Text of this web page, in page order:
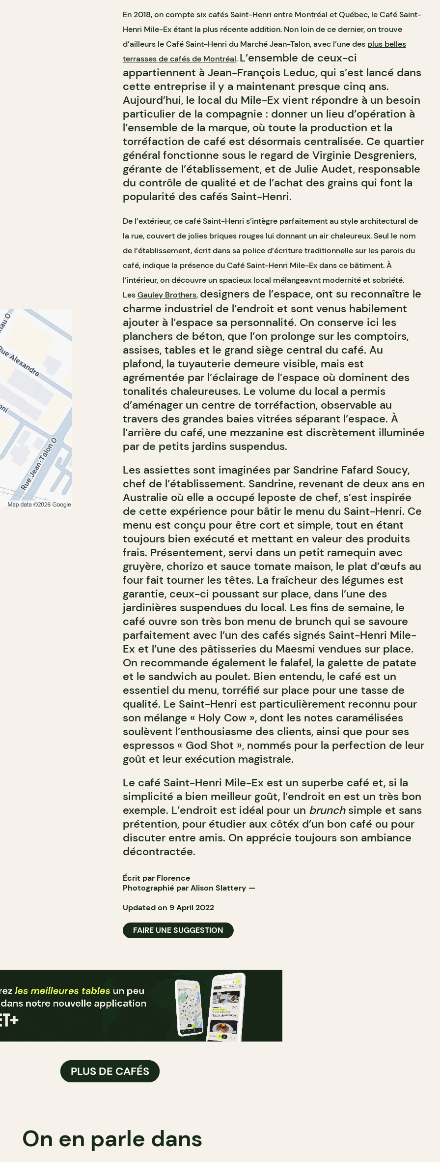
En 2018, on compte six cafés Saint-Henri entre Montréal et Québec, le Café Saint-
Henri Mile-Ex étant la plus récente addition. Non loin de ce dernier, on trouve
d’ailleurs le Café Saint-Henri du Marché Jean-Talon, avec l’une des plus belles
terrasses de cafés de Montréal. L’ensemble de ceux-ci
appartiennent à Jean-François Leduc, qui s’est lancé dans
cette entreprise il y a maintenant presque cinq ans.
Aujourd’hui, le local du Mile-Ex vient répondre à un besoin
particulier de la compagnie : donner un lieu d’opération à
l’ensemble de la marque, où toute la production et la
torréfaction de café est désormais centralisée. Ce quartier
général fonctionne sous le regard de Virginie Desgreniers,
gérante de l’établissement, et de Julie Audet, responsable
du contrôle de qualité et de l’achat des grains qui font la
popularité des cafés Saint-Henri.
De l’extérieur, ce café Saint-Henri s’intègre parfaitement au style architectural de
la rue, couvert de jolies briques rouges lui donnant un air chaleureux. Seul le nom
de l’établissement, écrit dans sa police d’écriture traditionnelle sur les parois du
café, indique la présence du Café Saint-Henri Mile-Ex dans ce bâtiment. À
l’intérieur, on découvre un spacieux local mélangeavnt modernité et sobriété.
Les Gauley Brothers, designers de l’espace, ont su reconnaître le
charme industriel de l’endroit et sont venus habilement
ajouter à l’espace sa personnalité. On conserve ici les
planchers de béton, que l’on prolonge sur les comptoirs,
assises, tables et le grand siège central du café. Au
plafond, la tuyauterie demeure visible, mais est
agrémentée par l’éclairage de l’espace où dominent des
tonalités chaleureuses. Le volume du local a permis
d’aménager un centre de torréfaction, observable au
travers des grandes baies vitrées séparant l’espace. À
l’arrière du café, une mezzanine est discrètement illuminée
par de petits jardins suspendus.
Les assiettes sont imaginées par Sandrine Fafard Soucy,
chef de l’établissement. Sandrine, revenant de deux ans en
Australie où elle a occupé leposte de chef, s’est inspirée
de cette expérience pour bâtir le menu du Saint-Henri. Ce
menu est conçu pour être cort et simple, tout en étant
toujours bien exécuté et mettant en valeur des produits
frais. Présentement, servi dans un petit ramequin avec
gruyère, chorizo et sauce tomate maison, le plat d’œufs au
four fait tourner les têtes. La fraîcheur des légumes est
garantie, ceux-ci poussant sur place, dans l’une des
jardinières suspendues du local. Les fins de semaine, le
café ouvre son très bon menu de brunch qui se savoure
parfaitement avec l’un des cafés signés Saint-Henri Mile-
Ex et l’une des pâtisseries du Maesmi vendues sur place.
On recommande également le falafel, la galette de patate
et le sandwich au poulet. Bien entendu, le café est un
essentiel du menu, torréfié sur place pour une tasse de
qualité. Le Saint-Henri est particulièrement reconnu pour
son mélange « Holy Cow », dont les notes caramélisées
soulèvent l’enthousiasme des clients, ainsi que pour ses
espressos « God Shot », nommés pour la perfection de leur
goût et leur exécution magistrale.
Le café Saint-Henri Mile-Ex est un superbe café et, si la
simplicité a bien meilleur goût, l’endroit en est un très bon
exemple. L’endroit est idéal pour un brunchsimple et sans
prétention, pour étudier aux côtéx d’un bon café ou pour
discuter entre amis. On apprécie toujours son ambiance
décontractée.
Écrit par Florence
Photographié parAlison Slattery —
Updated on 9 April 2022
FAIRE UNE SUGGESTION
PLUS DE CAFÉS
On en parle dans